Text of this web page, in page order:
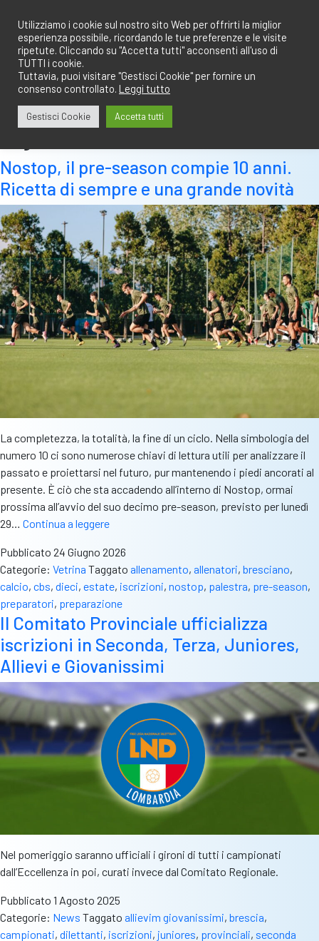
contenuto
Nostop, il pre-season compie 10 anni.
Ricetta di sempre e una grande novità
La completezza, la totalità, la fine di un ciclo. Nella simbologia del
numero 10 ci sono numerose chiavi di lettura utili per analizzare il
passato e proiettarsi nel futuro, pur mantenendo i piedi ancorati al
presente. È ciò che sta accadendo all’interno di Nostop, ormai
prossima all’avvio del suo decimo pre-season, previsto per lunedì
29… Continua a leggereNostop,
pre-
season
compie
10
anni.
Ricetta
sempre
una
grande
novità
Pubblicato 24 Giugno 2026
Categorie: Vetrina Taggato allenamento, allenatori, bresciano,
calcio, cbs, dieci, estate, iscrizioni, nostop, palestra, pre-season,
preparatori, preparazione
Il Comitato Provinciale ufficializza
iscrizioni in Seconda, Terza, Juniores,
Allievi e Giovanissimi
Nel pomeriggio saranno ufficiali i gironi di tutti i campionati
dall’Eccellenza in poi, curati invece dal Comitato Regionale.
Pubblicato 1 Agosto 2025
Categorie: News Taggato allievim giovanissimi, brescia,
campionati, dilettanti, iscrizioni, juniores, provinciali, seconda
Utilizziamo i cookie sul nostro sito Web per offrirti la miglior
esperienza possibile, ricordando le tue preferenze e le visite
ripetute. Cliccando su "Accetta tutti" acconsenti all'uso di
TUTTI i cookie.
Tuttavia, puoi visitare "Gestisci Cookie" per fornire un
consenso controllato. Leggi tutto
Gestisci Cookie Accetta tutti